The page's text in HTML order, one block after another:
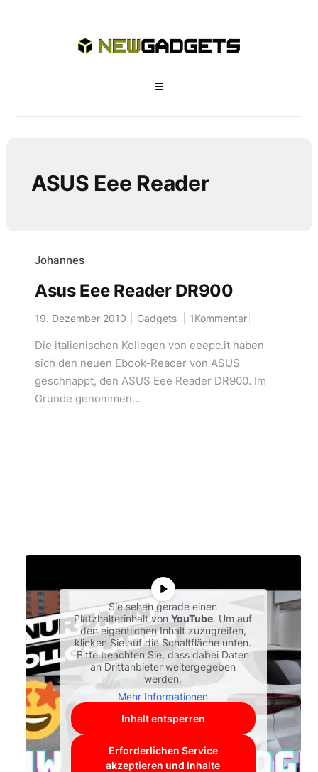
ASUS Eee Reader
Johannes
Asus Eee Reader DR900
19. Dezember 2010 Gadgets 1Kommentar
Die italienischen Kollegen von eeepc.it haben
sich den neuen Ebook-Reader von ASUS
geschnappt, den ASUS Eee Reader DR900. Im
Grunde genommen...
Sie sehen gerade einen
Platzhalterinhalt vonYouTube. Um auf
den eigentlichen Inhalt zuzugreifen,
klicken Sie auf die Schaltfläche unten.
Bitte beachten Sie, dass dabei Daten
an Drittanbieter weitergegeben
werden.
Mehr Informationen
Inhalt entsperren
Erforderlichen Service
akzeptieren und Inhalte